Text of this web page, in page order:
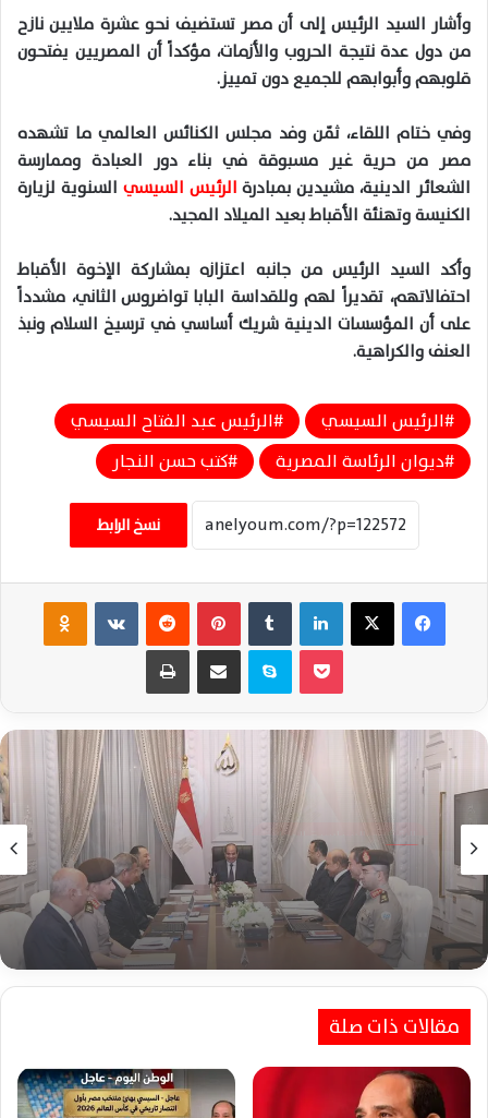
وأشار السيد الرئيس إلى أن مصر تستضيف نحو عشرة ملايين نازح
من دول عدة نتيجة الحروب والأزمات، مؤكداً أن المصريين يفتحون
قلوبهم وأبوابهم للجميع دون تمييز.
وفي ختام اللقاء، ثمّن وفد مجلس الكنائس العالمي ما تشهده
مصر من حرية غير مسبوقة في بناء دور العبادة وممارسة
الشعائر الدينية، مشيدين بمبادرةالرئيس السيسي السنوية لزيارة
الكنيسة وتهنئة الأقباط بعيد الميلاد المجيد.
وأكد السيد الرئيس من جانبه اعتزازه بمشاركة الإخوة الأقباط
احتفالاتهم، تقديراً لهم وللقداسة البابا تواضروس الثاني، مشدداً
على أن المؤسسات الدينية شريك أساسي في ترسيخ السلام ونبذ
العنف والكراهية.
الرئيس السيسي
الرئيس عبد الفتاح السيسي
ديوان الرئاسة المصرية
كتب حسن النجار
نسخ الرابط
فيسبوك ‫X لينكدإن بينتيريست ‏VKontakte
سكايب مشاركة عبر البريد طباعة
عاجل
منذ أسبوع واحد
السيسي يتابع رقمنة تراث ماسبيرو ويوجه بتطوير
الإعلام المصري وفق أحدث التقنيات
مقالات ذات صلة